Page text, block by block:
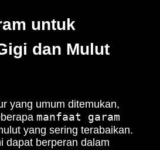
untuk
dan Mulut
yang umum ditemukan,
manfaat garam
yang sering terabaikan.
dapat berperan dalam